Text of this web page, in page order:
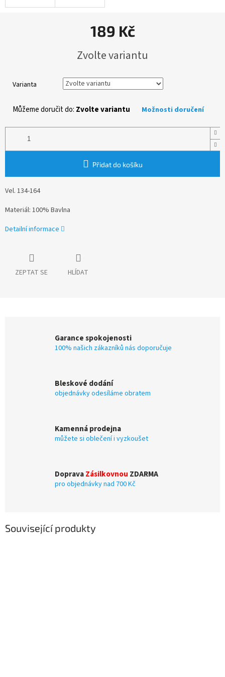
189 Kč
cena:
Zvolte variantu
Varianta
Můžeme doručit do: Zvolte variantu Možnosti doručení
Přidat do košíku
Vel. 134-164
Materiál: 100% Bavlna
Detailní informace
ZEPTAT SE HLÍDAT
Garance spokojenosti
100% našich zákazníků nás doporučuje
Bleskové dodání
objednávky odesíláme obratem
Kamenná prodejna
můžete si oblečení i vyzkoušet
DopravaZásilkovnou ZDARMA
pro objednávky nad 700 Kč
Související produkty